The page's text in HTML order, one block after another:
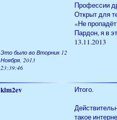
Профессии
Открыт для
«Не
Пардон, я в
13.11.2013
Это было во Вторник 12
Ноября, 2013
23:39:46
klm2ev
Итого.
такое